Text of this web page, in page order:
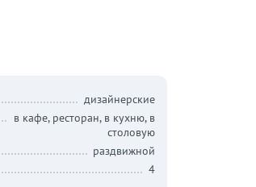
дизайнерские
в кафе, ресторан, в кухню, в
столовую
раздвижной
4